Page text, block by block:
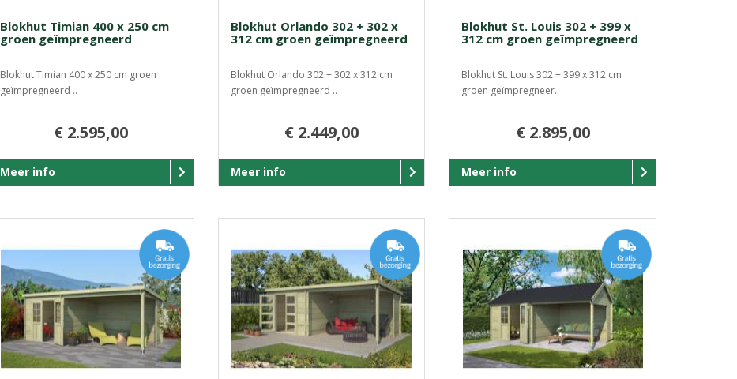
Blokhut Timian 400 x 250 cm
groen geïmpregneerd
Blokhut Timian 400 x 250 cm groen
geïmpregneerd ..
€ 2.595,00
Meer info
Blokhut Orlando 302 + 302 x
312 cm groen geïmpregneerd
Blokhut Orlando 302 + 302 x 312 cm
groen geïmpregneerd ..
€ 2.449,00
Meer info
Blokhut St. Louis 302 + 399 x
312 cm groen geïmpregneerd
Blokhut St. Louis 302 + 399 x 312 cm
groen geïmpregneer..
€ 2.895,00
Meer info